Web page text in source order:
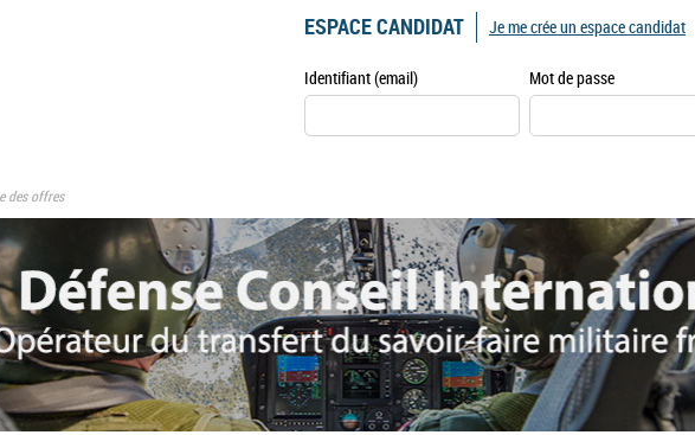
ESPACE CANDIDAT
Identifiant (email) Mot de passe
Je me crée un espace candidat
des offres